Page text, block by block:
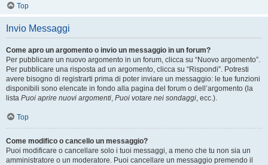
Top
Invio Messaggi
Come apro un argomento o invio un messaggio in un forum?
Per pubblicare un nuovo argomento in un forum, clicca su “Nuovo argomento”.
Per pubblicare una risposta ad un argomento, clicca su “Rispondi”. Potresti
avere bisogno di registrarti prima di poter inviare un messaggio: le tue funzioni
disponibili sono elencate in fondo alla pagina del forum o dell’argomento (la
lista Puoi aprire nuovi argomenti, Puoi votare nei sondaggi, ecc.).
Top
Come modifico o cancello un messaggio?
Puoi modificare o cancellare solo i tuoi messaggi, a meno che tu non sia un
amministratore o un moderatore. Puoi cancellare un messaggio premendo il